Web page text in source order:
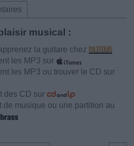
musical :
la guitare chez
les MP3 sur
les MP3 ou trouver le CD sur
des CD sur
de musique ou une partition au